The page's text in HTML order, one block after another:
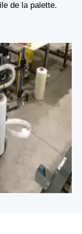
de la palette.